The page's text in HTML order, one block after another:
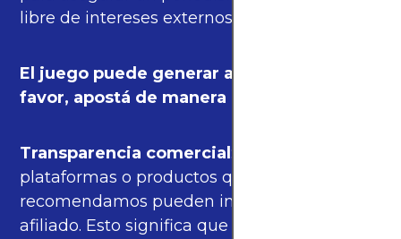
libre de intereses externos.
El juego puede generar adicción. Por
favor, apostá de manera responsable.
Transparencia comercial: algunas de las
plataformas o productos que
recomendamos pueden incluir enlaces de
afiliado. Esto significa que podríamos recibir